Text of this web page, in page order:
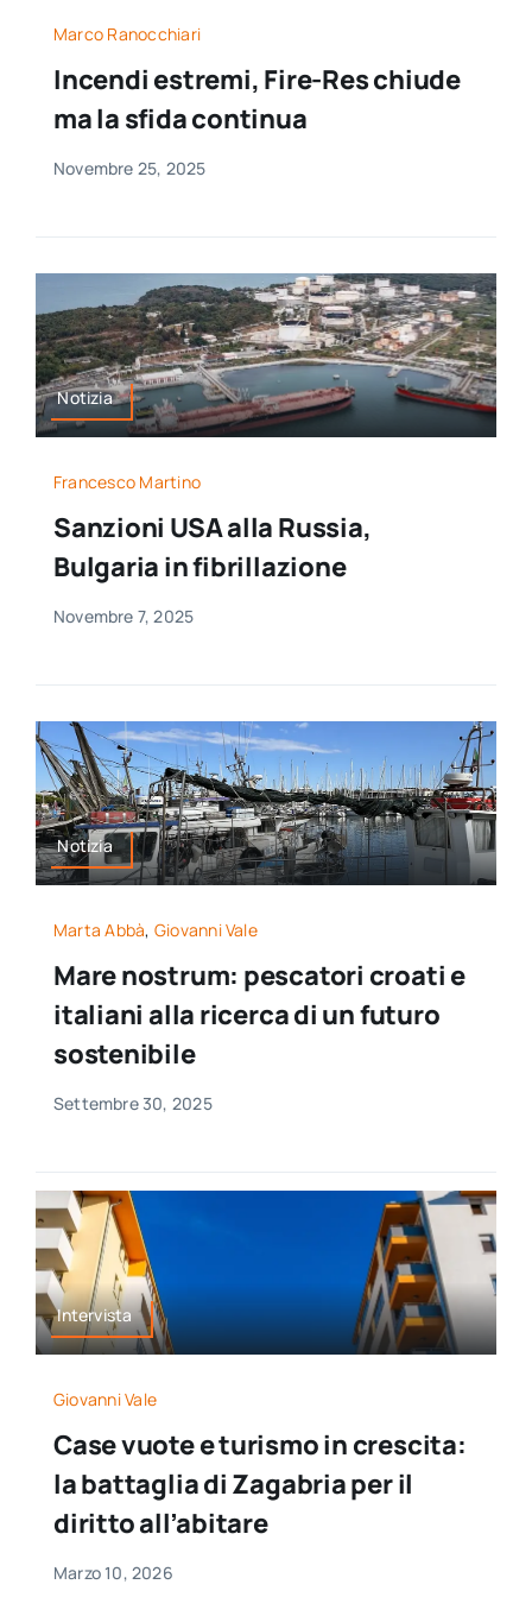
Newsletter
Marco Ranocchiari
Incendi estremi, Fire-Res chiude
ma la sfida continua
Novembre 25, 2025
Notizia
Francesco Martino
Sanzioni USA alla Russia,
Bulgaria in fibrillazione
Novembre 7, 2025
Notizia
Marta Abbà, Giovanni Vale
Mare nostrum: pescatori croati e
italiani alla ricerca di un futuro
sostenibile
Settembre 30, 2025
Intervista
Giovanni Vale
Case vuote e turismo in crescita:
la battaglia di Zagabria per il
diritto all’abitare
Marzo 10, 2026